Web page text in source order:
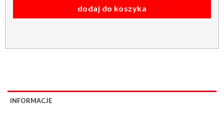
dodaj do koszyka
INFORMACJE